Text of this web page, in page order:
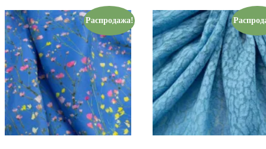
Распродажа!